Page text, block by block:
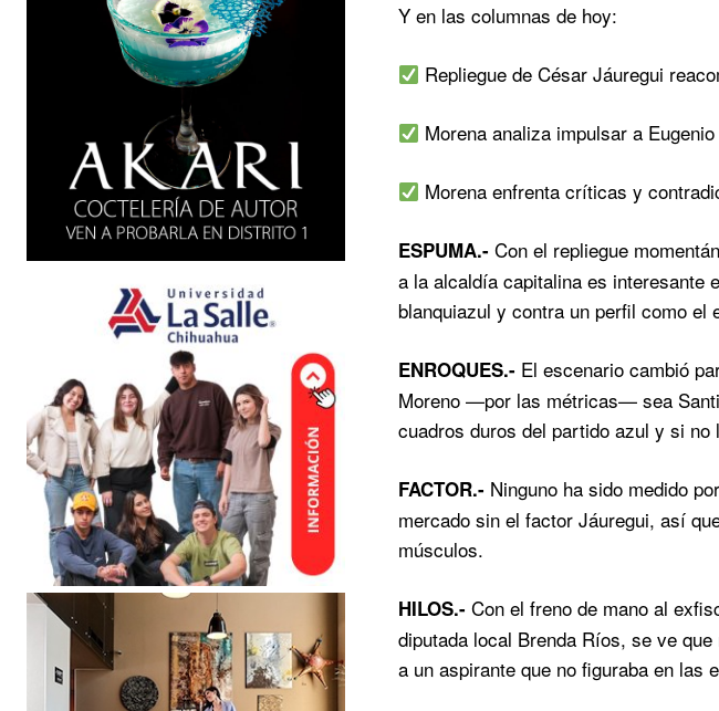
Y en las columnas de hoy:
Repliegue de César Jáuregui
Morena analiza impulsar a
Morena enfrenta críticas y
ESPUMA.- Con el repliegue
a la alcaldía capitalina es interesante
blanquiazul y contra un perfil como
ENROQUES.- El escenario cambió
Moreno —por las métricas— sea
cuadros duros del partido azul y si
FACTOR.- Ninguno ha sido medido
mercado sin el factor Jáuregui, así
músculos.
HILOS.- Con el freno de mano al
diputada local Brenda Ríos, se ve
a un aspirante que no figuraba en las